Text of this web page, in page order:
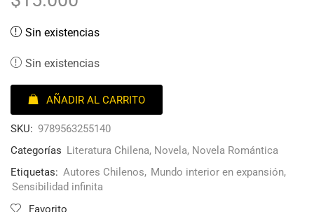
Sin existencias
Sin existencias
AÑADIR AL CARRITO
SKU: 9789563255140
Categorías Literatura Chilena, Novela, Novela Romántica
Etiquetas: Autores Chilenos, Mundo interior en expansión,
Sensibilidad infinita
Favorito